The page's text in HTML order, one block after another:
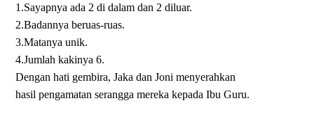
1.Sayapnya ada 2 di dalam dan 2 diluar.
2.Badannya beruas-ruas.
3.Matanya unik.
4.Jumlah kakinya 6.
Dengan hati gembira, Jaka dan Joni menyerahkan
hasil pengamatan serangga mereka kepada Ibu Guru.